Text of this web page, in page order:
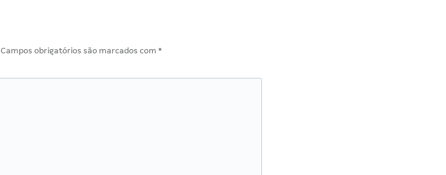
Campos obrigatórios são marcados com *